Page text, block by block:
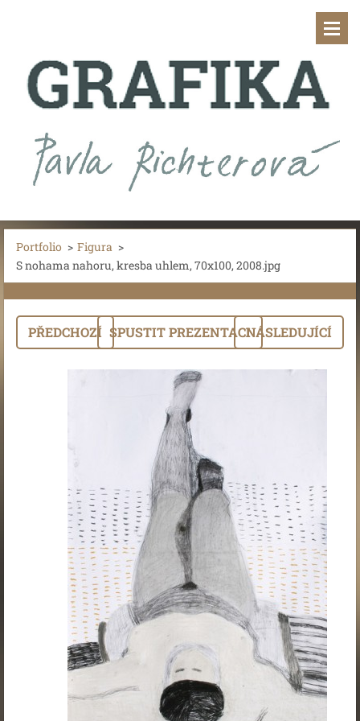
Portfolio > Figura >
S nohama nahoru, kresba uhlem, 70x100, 2008.jpg
PŘEDCHOZÍ SPUSTIT PREZENTACINÁSLEDUJÍCÍ